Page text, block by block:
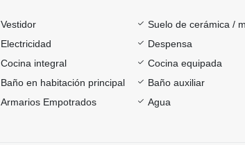
Vestidor
Suelo de cerámica /
Electricidad
Despensa
Cocina integral
Cocina equipada
Baño en habitación principal
Baño auxiliar
Armarios Empotrados
Agua